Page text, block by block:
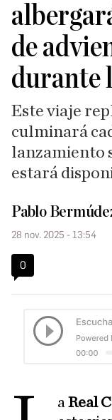
de
durante
Este viaje
culminará
lanzamiento
estará
Pablo
28 nov. 2025 - 13:54
0
aReal